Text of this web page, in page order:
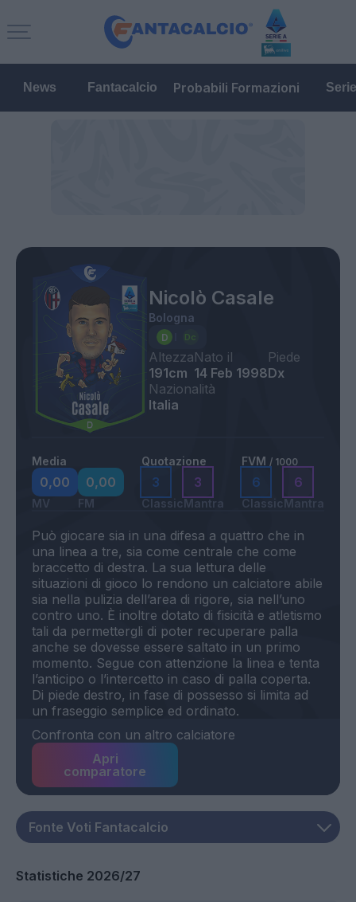
News Fantacalcio Probabili Formazioni
Nicolò Casale
Bologna
Altezza
191cm
Nato il
14 Feb 1998
Piede
Dx
Nazionalità
Italia
Media
0,00
MV
0,00
FM
Quotazione
3
Classic
3
Mantra
FVM / 1000
6
Classic
6
Mantra
Può giocare sia in una difesa a quattro che in
una linea a tre, sia come centrale che come
braccetto di destra. La sua lettura delle
situazioni di gioco lo rendono un calciatore abile
sia nella pulizia dell’area di rigore, sia nell’uno
contro uno. È inoltre dotato di fisicità e atletismo
tali da permettergli di poter recuperare palla
anche se dovesse essere saltato in un primo
momento. Segue con attenzione la linea e tenta
l’anticipo o l’intercetto in caso di palla coperta.
Di piede destro, in fase di possesso si limita ad
Confronta con un altro calciatore
Apri
comparatore
Statistiche 2026/27